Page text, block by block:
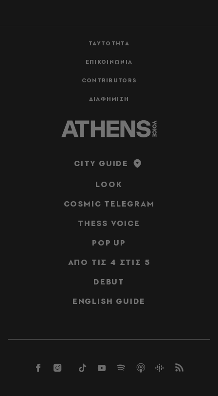
ΤΑΥΤΟΤΗΤΑ
ΕΠΙΚΟΙΝΩΝΙΑ
CONTRIBUTORS
ΔΙΑΦΗΜΙΣΗ
CITY GUIDE
LOOK
COSMIC TELEGRAM
THESS VOICE
POP UP
ΑΠΟ ΤΙΣ 4 ΣΤΙΣ 5
DEBUT
ENGLISH GUIDE